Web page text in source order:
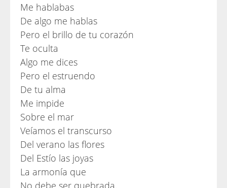
Me hablabas
De algo me hablas
Pero el brillo de tu corazón
Te oculta
Algo me dices
Pero el estruendo
De tu alma
Me impide
Sobre el mar
Veíamos el transcurso
Del verano las flores
Del Estío las joyas
La armonía que
No debe ser quebrada.